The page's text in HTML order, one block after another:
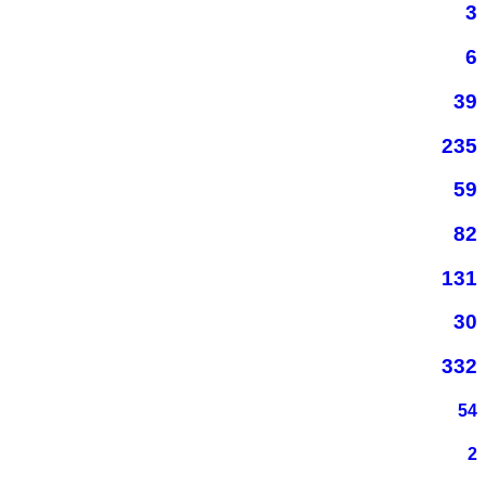
3
6
39
235
59
82
131
30
332
54
2